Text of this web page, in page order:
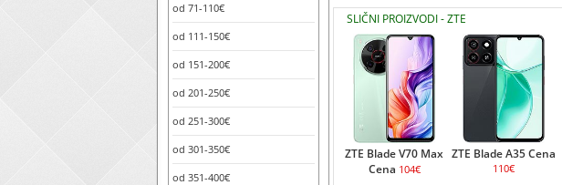
od 71-110€
od 111-150€
od 151-200€
od 201-250€
od 251-300€
od 301-350€
od 351-400€
SLIČNI PROIZVODI - ZTE
ZTE Blade V70 Max
Cena 104€
ZTE Blade A35 Cena
110€